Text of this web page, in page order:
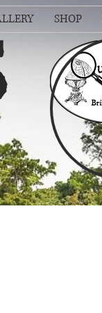
SHOP